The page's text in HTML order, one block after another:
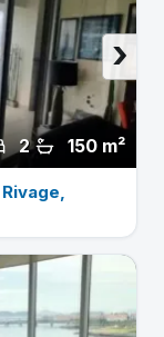
150 m²
2
›